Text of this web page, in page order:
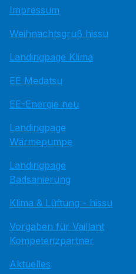
Impressum
Weihnachtsgruß hissu
Landingpage Klima
EE Medatsu
EE-Energie neu
Landingpage
Wärmepumpe
Landingpage
Badsanierung
Klima & Lüftung - hissu
Vorgaben für Vaillant
Kompetenzpartner
Aktuelles